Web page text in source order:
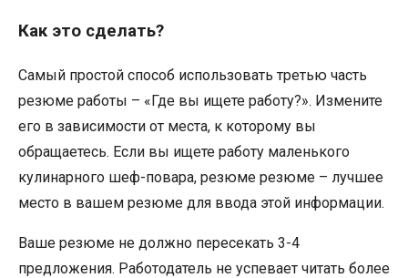
Как это сделать?
Самый простой способ использовать третью часть
резюме работы – «Где вы ищете работу?». Измените
его в зависимости от места, к которому вы
обращаетесь. Если вы ищете работу маленького
кулинарного шеф-повара, резюме резюме – лучшее
место в вашем резюме для ввода этой информации.
Ваше резюме не должно пересекать 3-4
предложения. Работодатель не успевает читать более